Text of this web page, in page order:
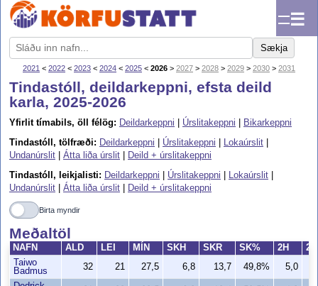
☰
Sækja
2021 < 2022 < 2023 < 2024 < 2025 < 2026 > 2027 > 2028 > 2029 > 2030 > 2031
Tindastóll, deildarkeppni, efsta deild
karla, 2025-2026
Yfirlit tímabils, öll félög: Deildarkeppni Úrslitakeppni
Bikarkeppni
Tindastóll, tölfræði: Deildarkeppni Úrslitakeppni Lokaúrslit
Undanúrslit
Átta liða úrslit
Deild + úrslitakeppni
Tindastóll, leikjalisti: Deildarkeppni Úrslitakeppni Lokaúrslit
Undanúrslit
Átta liða úrslit Deild + úrslitakeppni
Birta myndir
Meðaltöl
NAFN ALD LEI MÍN SKH SKR SK% 2H
Taiwo
Badmus
32 21 27,5 6,8 13,7 49,8% 5,0